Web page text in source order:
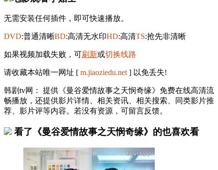
无需安装任何插件，即可快速播放。
DVD:普通清晰BD:高清无水印HD:高清TS:抢先非清晰
如果视频加载失败，可刷新或切换线路
请收藏本站唯一网址 [ m.jiaoziedu.net] 以免丢失!
韩剧tv网： 提供《曼谷爱情故事之天悯奇缘》免费在线高清流
畅播放，还提供影片详情、相关资讯、相关搜索、同类影片推
荐、影片评等内容。若没有资源，可留言反馈。
看了《曼谷爱情故事之天悯奇缘》的也喜欢看